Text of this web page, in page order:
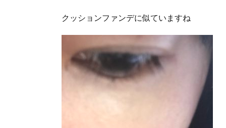
クッションファンデに似ていますね